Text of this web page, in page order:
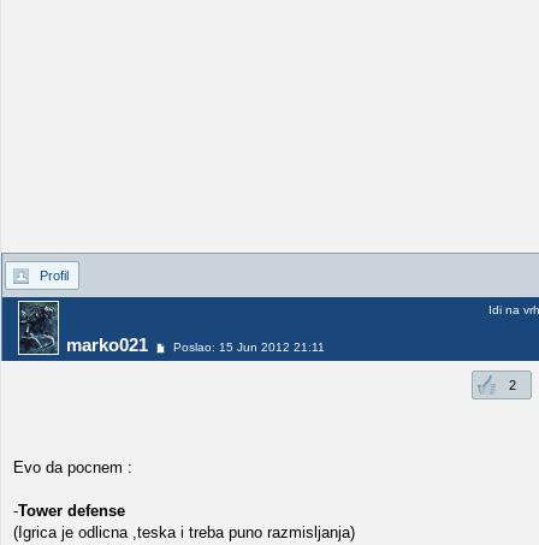
Profil
marko021 Poslao: 15 Jun 2012 21:11
Idi na vrh
2
Evo da pocnem :
-Tower defense
(Igrica je odlicna ,teska i treba puno razmisljanja)